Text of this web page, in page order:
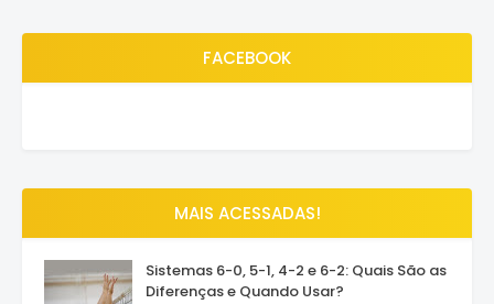
FACEBOOK
MAIS ACESSADAS!
Sistemas 6-0, 5-1, 4-2 e 6-2: Quais São as
Diferenças e Quando Usar?